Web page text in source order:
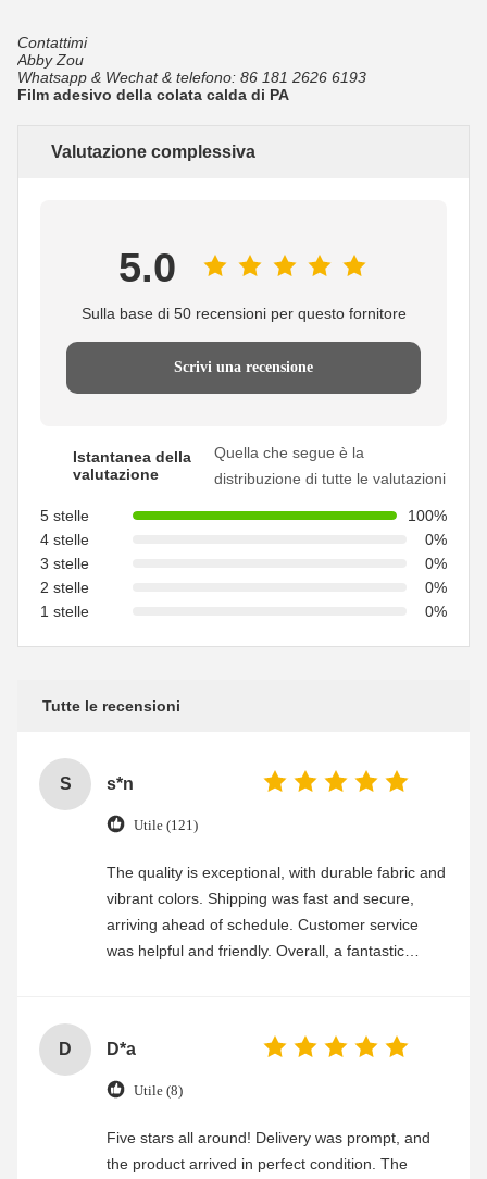
Contattimi
Abby Zou
Whatsapp & Wechat & telefono: 86 181 2626 6193
Film adesivo della colata calda di PA
Valutazione complessiva
5.0
Sulla base di 50 recensioni per questo fornitore
Scrivi una recensione
Istantanea della
valutazione
Quella che segue è la
distribuzione di tutte le valutazioni
5 stelle
100%
4 stelle
0%
3 stelle
0%
2 stelle
0%
1 stelle
0%
Tutte le recensioni
S s*n
Utile (121)
The quality is exceptional, with durable fabric and
vibrant colors. Shipping was fast and secure,
arriving ahead of schedule. Customer service
was helpful and friendly. Overall, a fantastic
D D*a
Utile (8)
Five stars all around! Delivery was prompt, and
the product arrived in perfect condition. The